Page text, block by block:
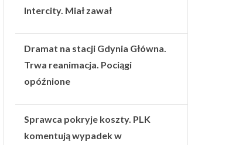
Intercity. Miał zawał
Dramat na stacji Gdynia Główna.
Trwa reanimacja. Pociągi
opóźnione
Sprawca pokryje koszty. PLK
komentują wypadek w